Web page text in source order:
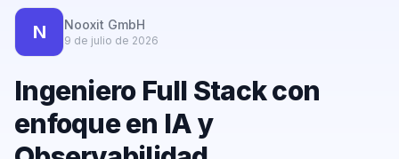
Calculadora Freelance
N Nooxit GmbH
9 de julio de 2026
Ingeniero Full Stack con
enfoque en IA y